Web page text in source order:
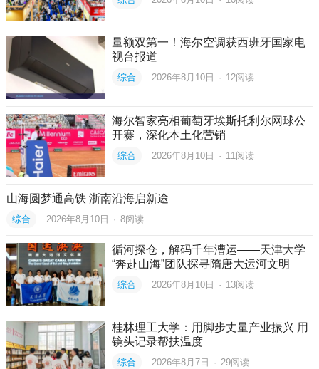
量额双第一！海尔空调获西班牙国家电
视台报道
综合 2026年8月10日 · 12阅读
海尔智家亮相葡萄牙埃斯托利尔网球公
开赛，深化本土化营销
综合 2026年8月10日 · 11 阅读
山海圆梦通高铁 浙南沿海启新途
综合 2026年8月10日 · 8阅读
循河探仓，解码千年漕运——天津大学
“奔赴山海”团队探寻隋唐大运河文明
综合 2026年8月10日 · 13阅读
桂林理工大学：用脚步丈量产业振兴 用
镜头记录帮扶温度
综合 2026年8月7日 · 29阅读